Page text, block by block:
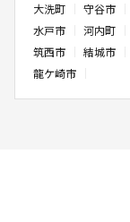
大洗町
守谷市
水戸市
河内町
筑西市
結城市
龍ケ崎市